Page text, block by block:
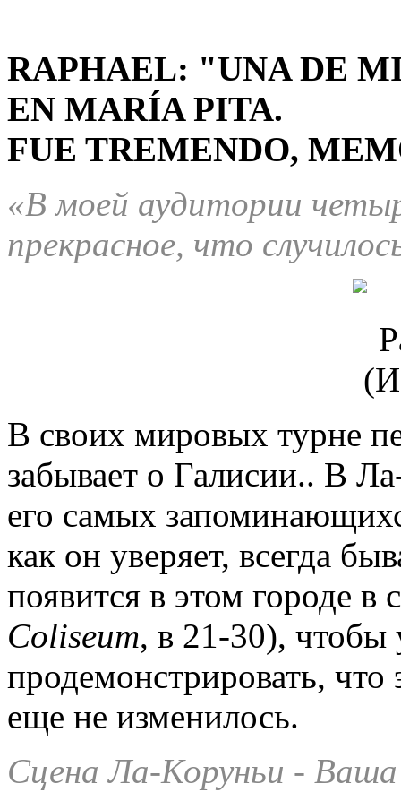
RAPHAEL: "UNA DE
EN MARÍA PITA.
FUE TREMENDO,
«В моей аудитории
прекрасное, что
В своих мировых турне
забывает о Галисии.. В
его самых
как он уверяет, всегда
появится в этом городе
Coliseum, в 21-30), чтобы
продемонстрировать, что
еще не изменилось.
Сцена Ла-Коруньи - Ваша